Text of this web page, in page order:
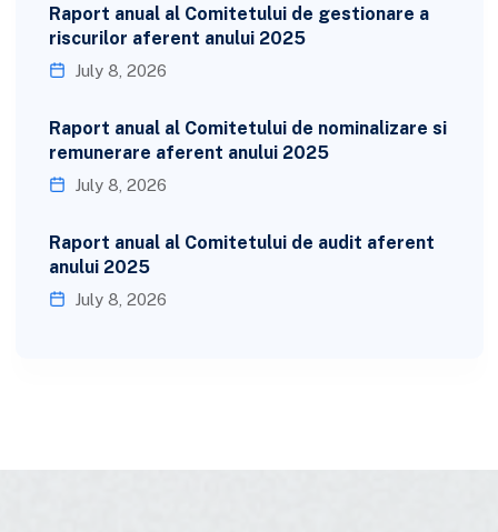
Raport anual al Comitetului de gestionare a
riscurilor aferent anului 2025
July 8, 2026
Raport anual al Comitetului de nominalizare si
remunerare aferent anului 2025
July 8, 2026
Raport anual al Comitetului de audit aferent
anului 2025
July 8, 2026